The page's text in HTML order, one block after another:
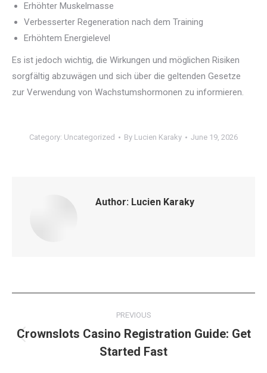
Erhöhter Muskelmasse
Verbesserter Regeneration nach dem Training
Erhöhtem Energielevel
Es ist jedoch wichtig, die Wirkungen und möglichen Risiken
sorgfältig abzuwägen und sich über die geltenden Gesetze
zur Verwendung von Wachstumshormonen zu informieren.
Category: Uncategorized By Lucien Karaky June 19, 2026
Author: Lucien Karaky
navigation
PREVIOUS
Previous
post:
Crownslots Casino Registration Guide: Get
Started Fast